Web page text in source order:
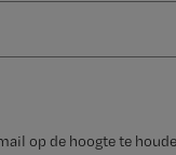
op de hoogte te